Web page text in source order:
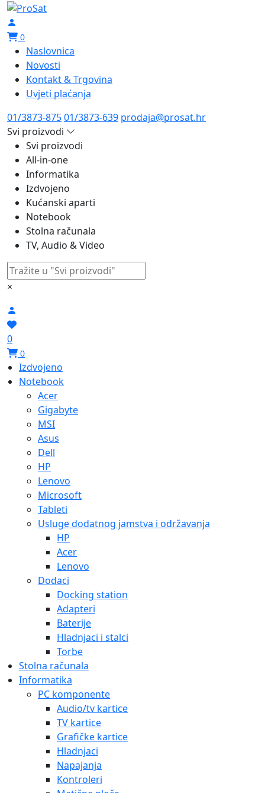
0
Naslovnica
Novosti
Kontakt & Trgovina
Uvjeti plaćanja
01/3873-87501/3873-639 prodaja@prosat.hr
Svi proizvodi
Svi proizvodi
All-in-one
Informatika
Izdvojeno
Kućanski aparti
Notebook
Stolna računala
TV, Audio & Video
×
0
0
Izdvojeno
Notebook
Acer
Gigabyte
MSI
Asus
Dell
HP
Lenovo
Microsoft
Tableti
Usluge dodatnog jamstva i održavanja
HP
Acer
Lenovo
Dodaci
Docking station
Adapteri
Baterije
Hladnjaci i stalci
Torbe
Stolna računala
Informatika
PC komponente
Audio/tv kartice
TV kartice
Grafičke kartice
Hladnjaci
Napajanja
Kontroleri